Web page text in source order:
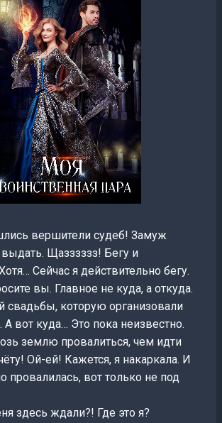
вершители судеб! Замуж
Щазззззз! Бегу и
Сейчас я действительно бегу.
вы. Главное не куда, а откуда.
свадьбы, которую организовали
А вот куда… Это пока неизвестно.
землю провалиться, чем идти
Ой-ей! Кажется, я накаркала. И
провалилась, вот только не под
здесь ждали?! Где это я?